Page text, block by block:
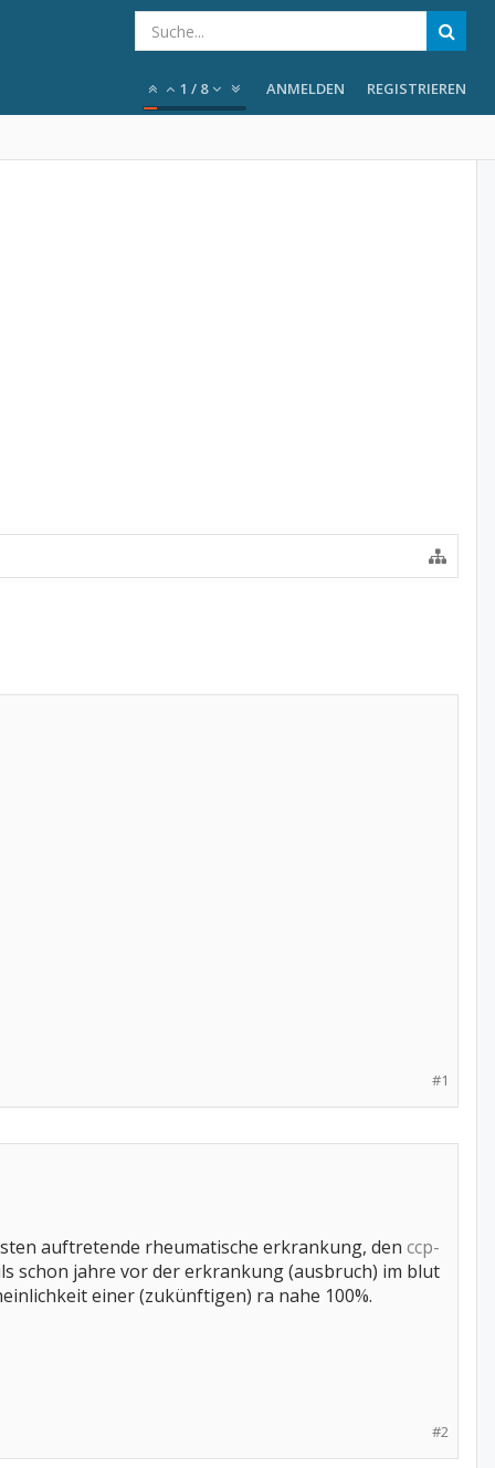
1 / 8 ANMELDEN REGISTRIEREN
#1
auftretende rheumatische erkrankung, den ccp-
schon jahre vor der erkrankung (ausbruch) im blut
einer (zukünftigen) ra nahe 100%.
#2